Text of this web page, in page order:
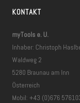
KONTAKT
myTools e. U.
Inhaber: Christoph
Waldweg 2
5280 Braunau am Inn
Österreich
Mobil: +43 (0)676